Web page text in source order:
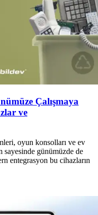
Çalışmaya
ve
oyun konsolları ve ev
günümüzde de
entegrasyon bu cihazların